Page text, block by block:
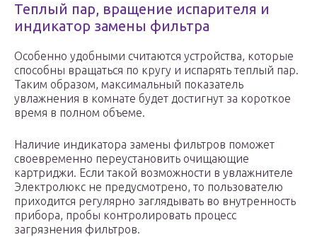
Теплый пар, вращение испарителя и
индикатор замены фильтра
Особенно удобными считаются устройства, которые
способны вращаться по кругу и испарять теплый пар.
Таким образом, максимальный показатель
увлажнения в комнате будет достигнут за короткое
время в полном объеме.
Наличие индикатора замены фильтров поможет
своевременно переустановить очищающие
картриджи. Если такой возможности в увлажнителе
Электролюкс не предусмотрено, то пользователю
приходится регулярно заглядывать во внутренность
прибора, пробы контролировать процесс
загрязнения фильтров.